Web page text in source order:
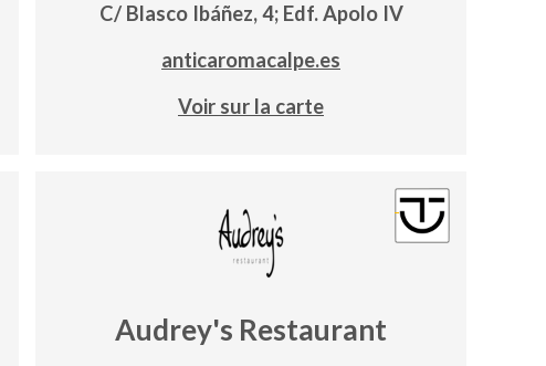
C/ Blasco Ibáñez, 4; Edf. Apolo IV
anticaromacalpe.es
Voir sur la carte
Audrey's Restaurant